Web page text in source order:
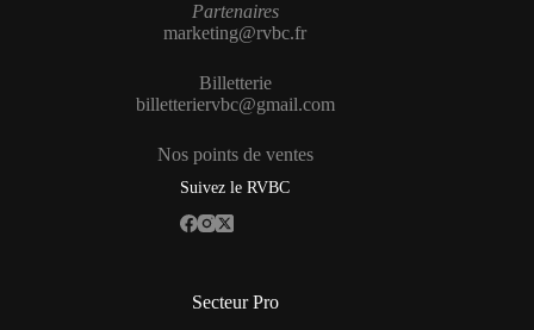
Partenaires
marketing@rvbc.fr
Billetterie
billetteriervbc@gmail.com
Nos points de ventes
Suivez le RVBC
Secteur Pro